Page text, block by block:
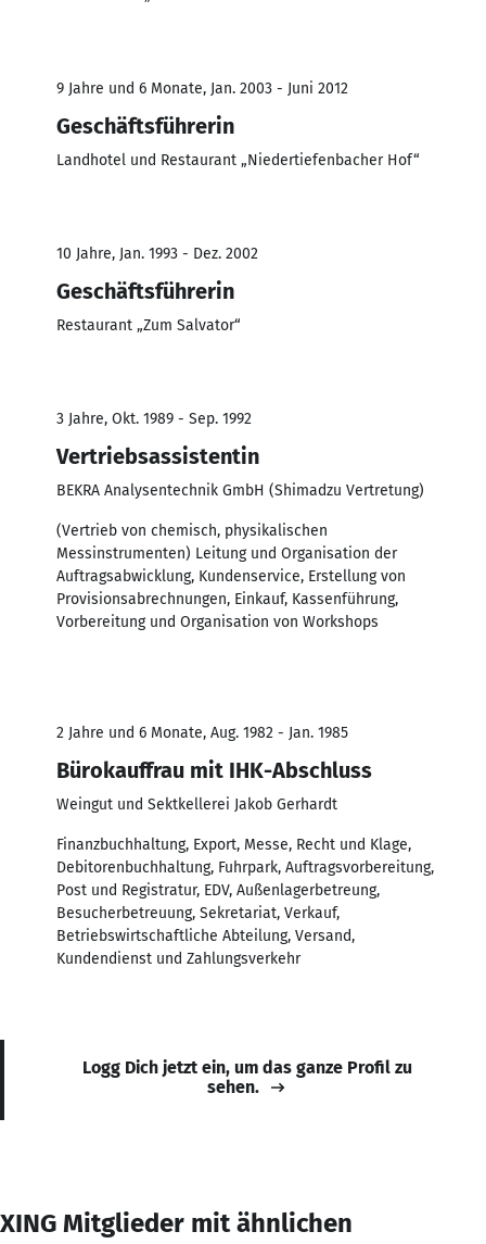
9 Jahre und 6 Monate, Jan. 2003 - Juni 2012
Geschäftsführerin
Landhotel und Restaurant „Niedertiefenbacher Hof“
10 Jahre, Jan. 1993 - Dez. 2002
Geschäftsführerin
Restaurant „Zum Salvator“
3 Jahre, Okt. 1989 - Sep. 1992
Vertriebsassistentin
BEKRA Analysentechnik GmbH (Shimadzu Vertretung)
(Vertrieb von chemisch, physikalischen
Messinstrumenten) Leitung und Organisation der
Auftragsabwicklung, Kundenservice, Erstellung von
Provisionsabrechnungen, Einkauf, Kassenführung,
Vorbereitung und Organisation von Workshops
2 Jahre und 6 Monate, Aug. 1982 - Jan. 1985
Bürokauffrau mit IHK-Abschluss
Weingut und Sektkellerei Jakob Gerhardt
Finanzbuchhaltung, Export, Messe, Recht und Klage,
Debitorenbuchhaltung, Fuhrpark, Auftragsvorbereitung,
Post und Registratur, EDV, Außenlagerbetreung,
Besucherbetreuung, Sekretariat, Verkauf,
Betriebswirtschaftliche Abteilung, Versand,
Kundendienst und Zahlungsverkehr
Logg Dich jetzt ein, um das ganze Profil zu
sehen.
XING Mitglieder mit ähnlichen